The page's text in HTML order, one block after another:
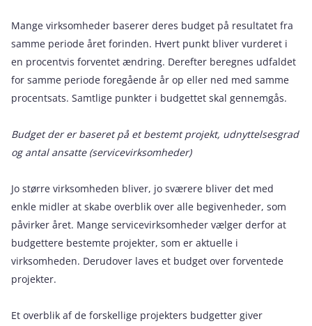
Mange virksomheder baserer deres budget på resultatet fra
samme periode året forinden. Hvert punkt bliver vurderet i
en procentvis forventet ændring. Derefter beregnes udfaldet
for samme periode foregående år op eller ned med samme
procentsats. Samtlige punkter i budgettet skal gennemgås.
Budget der er baseret på et bestemt projekt, udnyttelsesgrad
og antal ansatte (servicevirksomheder)
Jo større virksomheden bliver, jo sværere bliver det med
enkle midler at skabe overblik over alle begivenheder, som
påvirker året. Mange servicevirksomheder vælger derfor at
budgettere bestemte projekter, som er aktuelle i
virksomheden. Derudover laves et budget over forventede
projekter.
Et overblik af de forskellige projekters budgetter giver